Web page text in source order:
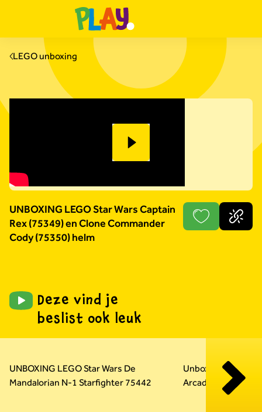
LEGO unboxing
UNBOXING LEGO Star Wars Captain
Rex (75349) en Clone Commander
Cody (75350) helm
Deze vind je
beslist ook leuk
UNBOXING LEGO Star Wars De
Mandalorian N-1 Starfighter 75442
Unboxing LEGO
Arcadekast 72051